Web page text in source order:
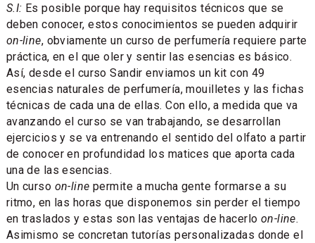
S.I: Es posible porque hay requisitos técnicos que se
deben conocer, estos conocimientos se pueden adquirir
on-line, obviamente un curso de perfumería requiere parte
práctica, en el que oler y sentir las esencias es básico.
Así, desde el curso Sandir enviamos un kit con 49
esencias naturales de perfumería, mouilletes y las fichas
técnicas de cada una de ellas. Con ello, a medida que va
avanzando el curso se van trabajando, se desarrollan
ejercicios y se va entrenando el sentido del olfato a partir
de conocer en profundidad los matices que aporta cada
una de las esencias.
Un curso on-line permite a mucha gente formarse a su
ritmo, en las horas que disponemos sin perder el tiempo
en traslados y estas son las ventajas de hacerlo on-line.
Asimismo se concretan tutorías personalizadas donde el